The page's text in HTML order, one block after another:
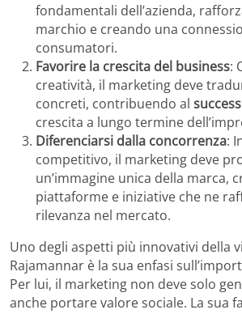
fondamentali dell’azienda,
marchio e creando una
consumatori.
Favorire la crescita del business:
creatività, il marketing deve
concreti, contribuendo al
crescita a lungo termine
Diferenciarsi dalla concorrenza:
competitivo, il marketing deve
un’immagine unica della marca,
piattaforme e iniziative che ne
rilevanza nel mercato.
Uno degli aspetti più innovativi della
Rajamannar è la sua enfasi
Per lui, il marketing non deve solo
anche portare valore sociale. La sua